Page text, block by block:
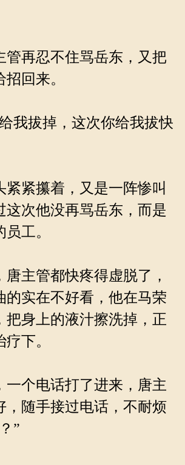
再忍不住骂岳东，又把
回来。
我拔掉，这次你给我拔快
紧攥着，又是一阵惨叫
这次他没再骂岳东，而是
工。
主管都快疼得虚脱了，
的实在不好看，他在马荣
把身上的液汁擦洗掉，正
下。
个电话打了进来，唐主
，随手接过电话，不耐烦
”